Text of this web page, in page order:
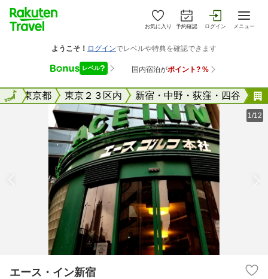
お気に入り 予約確認 ログイン メニュー
全国東京都 東京２３区内 新宿・中野・荻窪・四谷
全国
1/12
エース・イン新宿